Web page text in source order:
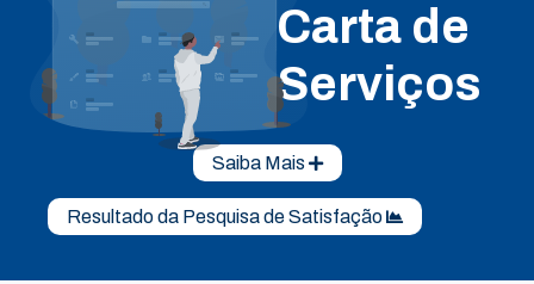
Carta de
Serviços
Saiba Mais
Resultado da Pesquisa de Satisfação